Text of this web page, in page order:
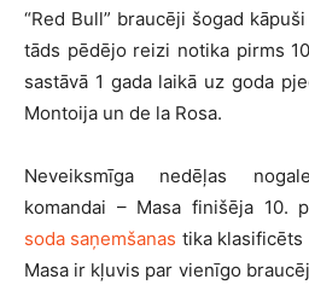
“Red Bull” braucēji šogad
tāds pēdējo reizi notika pirms
sastāvā 1 gada laikā uz goda
Montoija un de la Rosa.
Neveiksmīga nedēļas
komandai – Masa finišēja 10.
soda saņemšanas tika klasificēts
Masa ir kļuvis par vienīgo